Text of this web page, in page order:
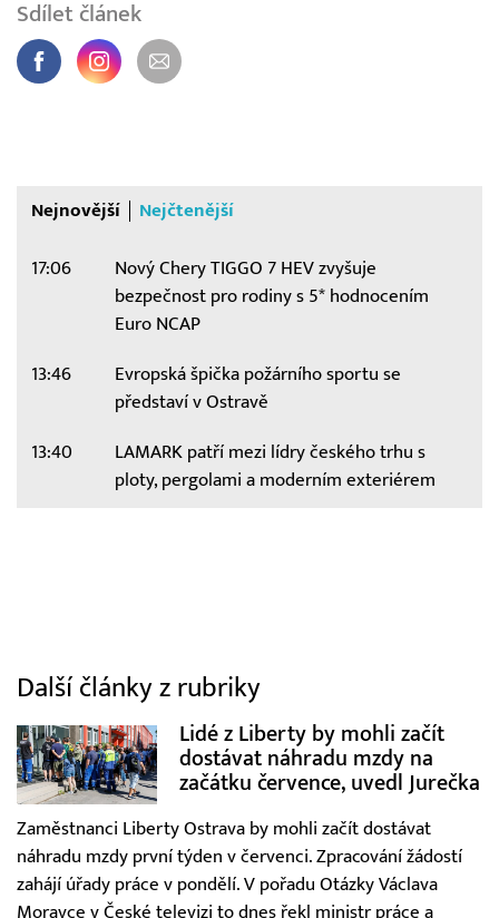
Sdílet článek
Nejnovější Nejčtenější
17:06
Nový Chery TIGGO 7 HEV zvyšuje
bezpečnost pro rodiny s 5* hodnocením
Euro NCAP
13:46
Evropská špička požárního sportu se
představí v Ostravě
13:40
LAMARK patří mezi lídry českého trhu s
ploty, pergolami a moderním exteriérem
Další články z rubriky
Lidé z Liberty by mohli začít
dostávat náhradu mzdy na
začátku července, uvedl Jurečka
Zaměstnanci Liberty Ostrava by mohli začít dostávat
náhradu mzdy první týden v červenci. Zpracování žádostí
zahájí úřady práce v pondělí. V pořadu Otázky Václava
Moravce v České televizi to dnes řekl ministr práce a